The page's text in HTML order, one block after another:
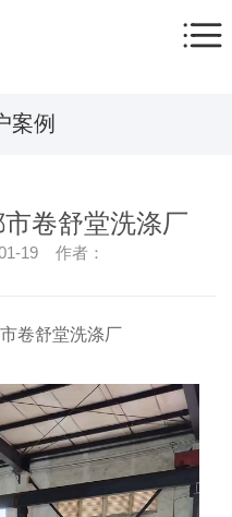
案例
卷舒堂洗涤厂
19 作者：
卷舒堂洗涤厂